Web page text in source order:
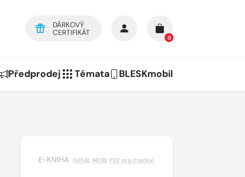
DÁRKOVÝ
CERTIFIKÁT
0
Předprodej Témata BLESKmobil
E-KNIHA (EPUB, MOBI, PDF pro čtečky)